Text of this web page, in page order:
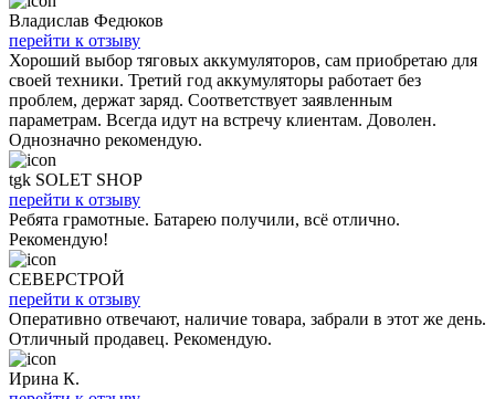
Владислав Федюков
перейти к отзыву
Хороший выбор тяговых аккумуляторов, сам приобретаю для
своей техники. Третий год аккумуляторы работает без
проблем, держат заряд. Соответствует заявленным
параметрам. Всегда идут на встречу клиентам. Доволен.
Однозначно рекомендую.
tgk SOLET SHOP
перейти к отзыву
Ребята грамотные. Батарею получили, всё отлично.
Рекомендую!
СЕВЕРСТРОЙ
перейти к отзыву
Оперативно отвечают, наличие товара, забрали в этот же день.
Отличный продавец. Рекомендую.
Ирина К.